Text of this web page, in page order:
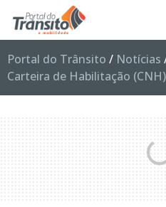
Portal do Trânsito / Notícias
Carteira de Habilitação (CNH)